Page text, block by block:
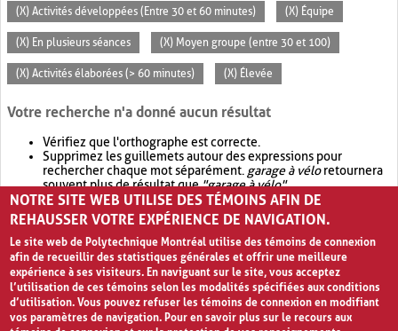
(X) Activités développées (Entre 30 et 60 minutes) (X) Équipe
(X) En plusieurs séances (X) Moyen groupe (entre 30 et 100)
(X) Activités élaborées (> 60 minutes) (X) Élevée
Votre recherche n'a donné aucun résultat
Vérifiez que l'orthographe est correcte.
Supprimez les guillemets autour des expressions pour
rechercher chaque mot séparément. garage à véloretournera
souvent plus de résultat que"garage à vélo".
Envisagez d'élargir votre recherche avec OR.garage OR vélo
retournera souvent plus de résultat quegarage à vélo
NOTRE SITE WEB UTILISE DES TÉMOINS AFIN DE
REHAUSSER VOTRE EXPÉRIENCE DE NAVIGATION.
Le site web de Polytechnique Montréal utilise des témoins de connexion
afin de recueillir des statistiques générales et offrir une meilleure
expérience à ses visiteurs. En naviguant sur le site, vous acceptez
l’utilisation de ces témoins selon les modalités spécifiées aux conditions
d’utilisation. Vous pouvez refuser les témoins de connexion en modifiant
vos paramètres de navigation. Pour en savoir plus sur le recours aux